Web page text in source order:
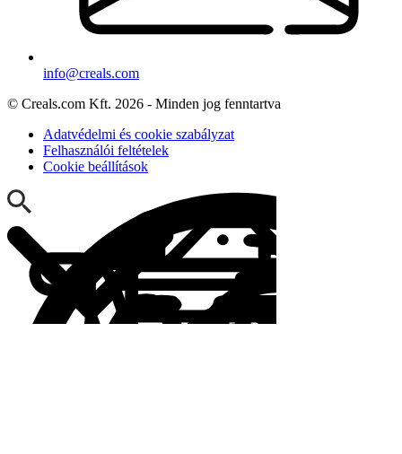
info@creals.com
© Creals.com Kft. 2026 - Minden jog fenntartva
Adatvédelmi és cookie szabályzat
Felhasználói feltételek
Cookie beállítások